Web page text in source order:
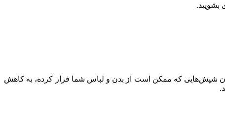
بشویید.
شپش‌هایی که ممکن است از بدن و لباس شما فرار کرده، به کاهش